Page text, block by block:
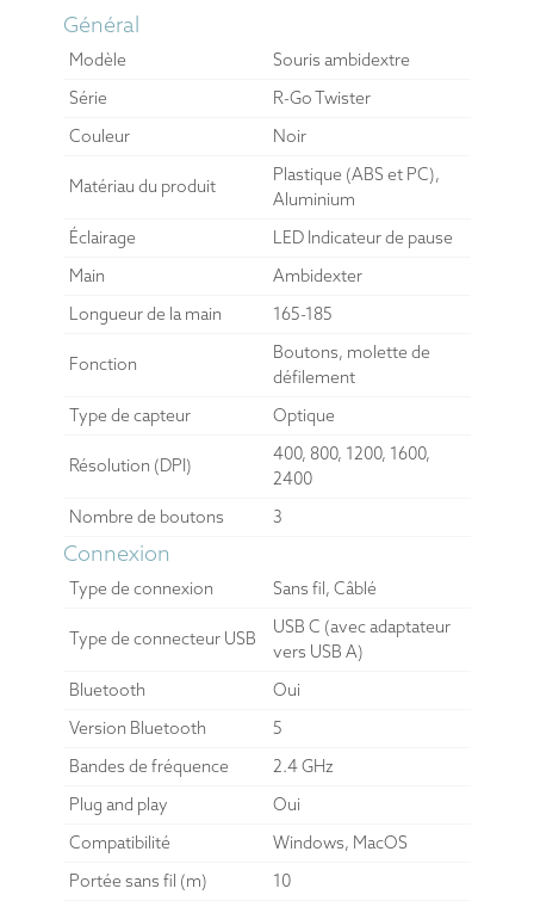
Général
Modèle
Souris ambidextre
Série
R-Go Twister
Couleur
Noir
Matériau du produit
Plastique (ABS et PC),
Aluminium
Éclairage
LED Indicateur de pause
Main
Ambidexter
Longueur de la main
165-185
Fonction
Boutons, molette de
défilement
Type de capteur
Optique
Résolution (DPI)
400, 800, 1200, 1600,
2400
Nombre de boutons
3
Connexion
Type de connexion Sans fil, Câblé
Type de connecteur USB
USB C (avec adaptateur
vers USB A)
Bluetooth
Oui
Version Bluetooth
5
Bandes de fréquence
2.4 GHz
Plug and play
Oui
Compatibilité
Windows, MacOS
Portée sans fil (m)
10